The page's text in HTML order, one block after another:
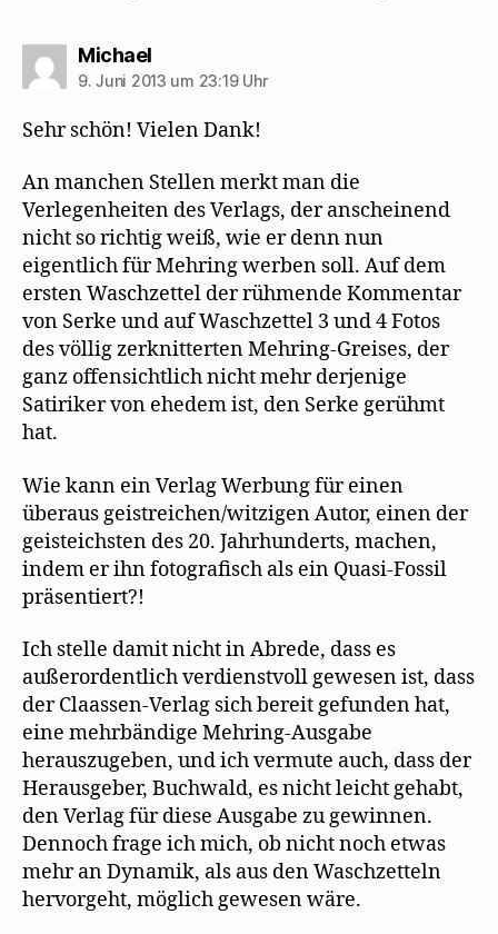
Michaelsagt:
9. Juni 2013 um 23:19 Uhr
Sehr schön! Vielen Dank!
An manchen Stellen merkt man die
Verlegenheiten des Verlags, der anscheinend
nicht so richtig weiß, wie er denn nun
eigentlich für Mehring werben soll. Auf dem
ersten Waschzettel der rühmende Kommentar
von Serke und auf Waschzettel 3 und 4 Fotos
des völlig zerknitterten Mehring-Greises, der
ganz offensichtlich nicht mehr derjenige
Satiriker von ehedem ist, den Serke gerühmt
hat.
Wie kann ein Verlag Werbung für einen
überaus geistreichen/witzigen Autor, einen der
geisteichsten des 20. Jahrhunderts, machen,
indem er ihn fotografisch als ein Quasi-Fossil
präsentiert?!
Ich stelle damit nicht in Abrede, dass es
außerordentlich verdienstvoll gewesen ist, dass
der Claassen-Verlag sich bereit gefunden hat,
eine mehrbändige Mehring-Ausgabe
herauszugeben, und ich vermute auch, dass der
Herausgeber, Buchwald, es nicht leicht gehabt,
den Verlag für diese Ausgabe zu gewinnen.
Dennoch frage ich mich, ob nicht noch etwas
mehr an Dynamik, als aus den Waschzetteln
hervorgeht, möglich gewesen wäre.